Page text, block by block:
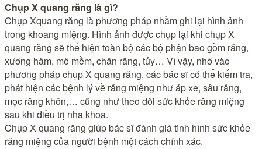
Chụp X quang răng là gì?
Chụp Xquang răng là phương pháp nhằm ghi lại hình ảnh
trong khoang miệng. Hình ảnh được chụp lại khi chụp X
quang răng sẽ thể hiện toàn bộ các bộ phận bao gồm răng,
xương hàm, mô mềm, chân răng, tủy… Vì vậy, nhờ vào
phương pháp chụp X quang răng, các bác sĩ có thể kiểm tra,
phát hiện các bệnh lý về răng miệng như áp xe, sâu răng,
mọc răng khôn,… cũng như theo dõi sức khỏe răng miệng
sau khi điều trị nha khoa.
Chụp X quang răng giúp bác sĩ đánh giá tình hình sức khỏe
răng miệng của người bệnh một cách chính xác.